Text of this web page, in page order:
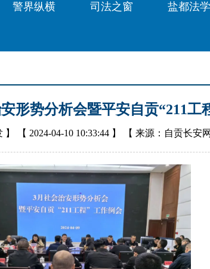
警界纵横 司法之窗 盐都法学
形势分析会暨平安自贡“211工
】 【 2024-04-10 10:33:44 】 【 来源：自贡长安网